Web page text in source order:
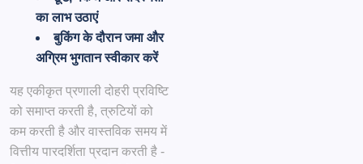
का लाभ उठाएं
बुकिंग के दौरान जमा और
अग्रिम भुगतान स्वीकार करें
यह एकीकृत प्रणाली दोहरी प्रविष्टि
को समाप्त करती है, त्रुटियों को
कम करती है और वास्तविक समय में
वित्तीय पारदर्शिता प्रदान करती है -